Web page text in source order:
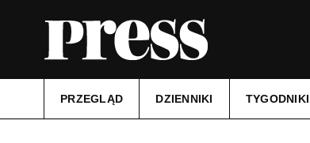
PRZEGLĄD DZIENNIKI TYGODNIKI